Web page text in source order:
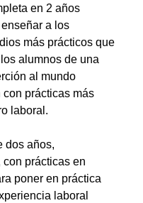
en 2 años
a los
más prácticos que
alumnos de una
al mundo
con prácticas más
laboral.
dos años,
prácticas en
poner en práctica
laboral